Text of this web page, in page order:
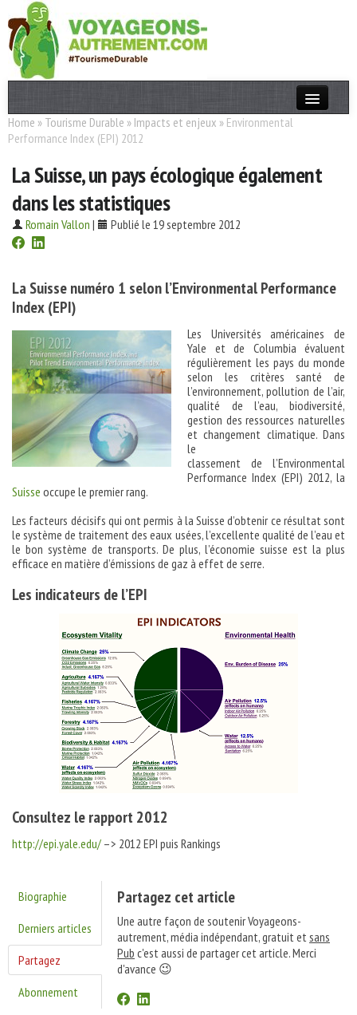
Actualités
Destinations
Acteurs
Thèmes
OK
Home » Tourisme Durable » Impacts et enjeux » Environmental
Performance Index (EPI) 2012
La Suisse, un pays écologique également
dans les statistiques
Romain Vallon | Publié le 19 septembre 2012
La Suisse numéro 1 selon l’Environmental Performance
Index (EPI)
Les Universités américaines de
Yale et de Columbia évaluent
régulièrement les pays du monde
selon les critères santé de
l’environnement, pollution de l’air,
qualité de l’eau, biodiversité,
gestion des ressources naturelles
et changement climatique. Dans
le
classement de l’Environmental
Performance Index (EPI) 2012, la
Suisse occupe le premier rang.
Les facteurs décisifs qui ont permis à la Suisse d’obtenir ce résultat sont
le système de traitement des eaux usées, l’excellente qualité de l’eau et
le bon système de transports. De plus, l’économie suisse est la plus
efficace en matière d’émissions de gaz à effet de serre.
Les indicateurs de l’EPI
Consultez le rapport 2012
http://epi.yale.edu/ –> 2012 EPI puis Rankings
Biographie
Derniers articles
Partagez
Abonnement
Partagez cet article
Une autre façon de soutenir Voyageons-
autrement, média indépendant, gratuit etsans
Pub c'est aussi de partager cet article. Merci
d'avance 😉